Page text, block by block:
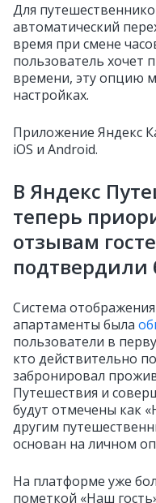
Для
автоматический
время при смене
пользователь хочет
времени, эту опцию
настройках.
Приложение Яндекс
iOS и Android.
В Яндекс
теперь
отзывам
подтвердили
Система
апартаменты была
пользователи в
кто действительно
забронировал
Путешествия и
будут отмечены как
другим
основан на личном
На платформе уже
пометкой «Наш